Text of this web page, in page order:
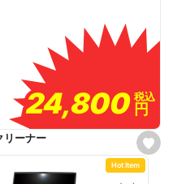
s
e
24,800
24,800税込
税込
円
円
リーナー
Hot Item